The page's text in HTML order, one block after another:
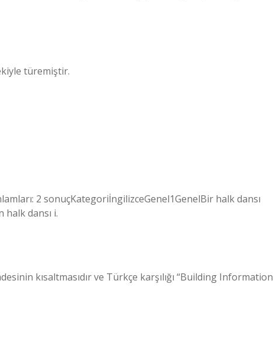
türemiştir.
2 sonuçKategoriİngilizceGenel1GenelBir halk dansı
dansı i.
kısaltmasıdır ve Türkçe karşılığı “Building Information